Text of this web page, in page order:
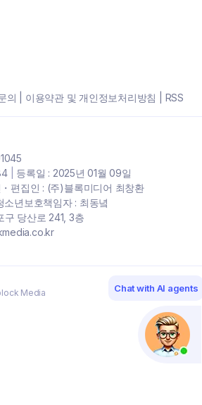
의 이용약관 및 개인정보처리방침 RSS
| 등록일 : 2025년 01월 09일
편집인 : (주)블록미디어 최창환
년보호책임자 : 최동녘
구 당산로 241, 3층
Media Chat with AI agents